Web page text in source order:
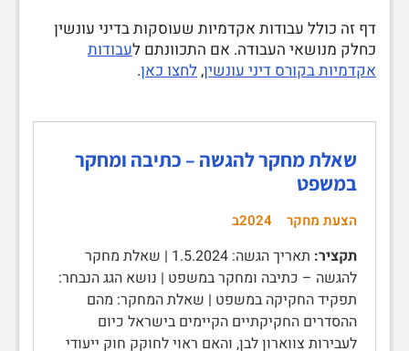
דף זה כולל עבודות אקדמיות שעוסקות בדיני עונשין
כחלק מנושאי העבודה. אם התכוונתם לעבודות
אקדמיות בקורס דיני עונשין,לחצו כאן.
שאלת מחקר להגשה – כתיבה ומחקר
במשפט
הצעת מחקר 2024ב
תקציר:
תאריך הגשה: 1.5.2024 | שאלת מחקר
להגשה – כתיבה ומחקר במשפט | נושא הגג הנבחר:
תפקיד החקיקה במשפט | שאלת המחקר: מהם
ההסדרים החקיקתיים הקיימים בישראל כיום
לעבירות צווארון לבן, והאם ראוי לחוקק חוק ייעודי